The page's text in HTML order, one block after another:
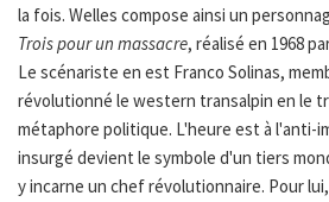
la fois. Welles compose ainsi un
Trois pour un massacre, réalisé en 1968
Le scénariste en est Franco Solinas,
révolutionné le western transalpin en le
métaphore politique. L'heure est à l'anti-
insurgé devient le symbole d'un tiers
y incarne un chef révolutionnaire. Pour